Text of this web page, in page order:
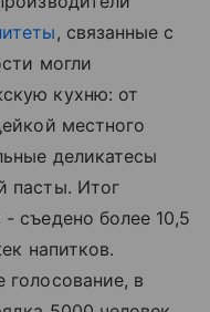
, связанные с
могли
кухню: от
местного
деликатесы
пасты. Итог
съедено более 10,5
напитков.
голосование, в